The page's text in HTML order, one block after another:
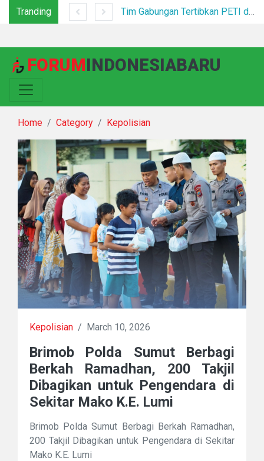
Tranding Tim Jatanras Polres Simalungun Bersama Polsek Gunung Malela Tangkap Tersangka Curas di Riau Usai Buron Lintas Provinsi Tim Gabungan Tertibkan PETI di Pegagan Hilir, 47 Camp Hingga Mesin Dimusnahkan
FORUMINDONESIABARU
Home Category Kepolisian
Kepolisian / March 10, 2026
Brimob Polda Sumut Berbagi
Berkah Ramadhan, 200 Takjil
Dibagikan untuk Pengendara di
Sekitar Mako K.E. Lumi
Brimob Polda Sumut Berbagi Berkah Ramadhan,
200 Takjil Dibagikan untuk Pengendara di Sekitar
Mako K.E. Lumi